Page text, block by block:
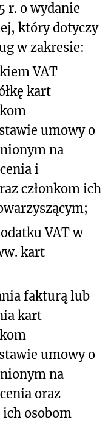
r. o wydanie
który dotyczy
w zakresie:
VAT
kart
umowy o
na
i
członkom ich
VAT w
kart
fakturą lub
kart
umowy o
na
oraz
osobom